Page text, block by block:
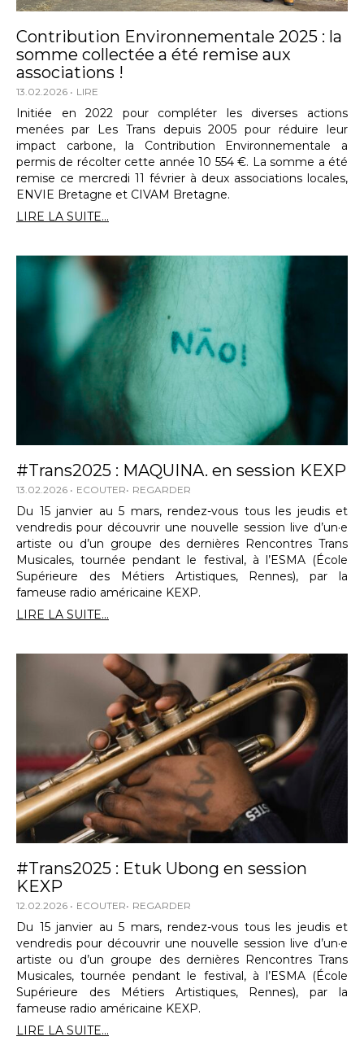
Contribution Environnementale 2025 : la
somme collectée a été remise aux
associations !
13.02.2026 LIRE
Initiée en 2022 pour compléter les diverses actions
menées par Les Trans depuis 2005 pour réduire leur
impact carbone, la Contribution Environnementale a
permis de récolter cette année 10 554 €. La somme a été
remise ce mercredi 11 février à deux associations locales,
ENVIE Bretagne et CIVAM Bretagne.
LIRE LA SUITE...
#Trans2025 : MAQUINA. en session KEXP
13.02.2026 ECOUTER REGARDER
Du 15 janvier au 5 mars, rendez-vous tous les jeudis et
vendredis pour découvrir une nouvelle session live d’un·e
artiste ou d’un groupe des dernières Rencontres Trans
Musicales, tournée pendant le festival, à l’ESMA (École
Supérieure des Métiers Artistiques, Rennes), par la
fameuse radio américaine KEXP.
LIRE LA SUITE...
#Trans2025 : Etuk Ubong en session
KEXP
12.02.2026 ECOUTER REGARDER
Du 15 janvier au 5 mars, rendez-vous tous les jeudis et
vendredis pour découvrir une nouvelle session live d’un·e
artiste ou d’un groupe des dernières Rencontres Trans
Musicales, tournée pendant le festival, à l’ESMA (École
Supérieure des Métiers Artistiques, Rennes), par la
fameuse radio américaine KEXP.
LIRE LA SUITE...